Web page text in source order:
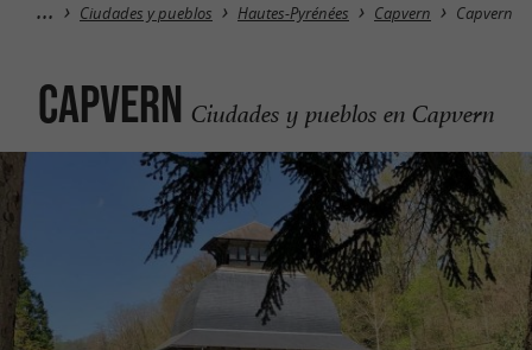
Ciudades y pueblos Hautes-Pyrénées Capvern Capvern
Capvern Ciudades y pueblos en Capvern